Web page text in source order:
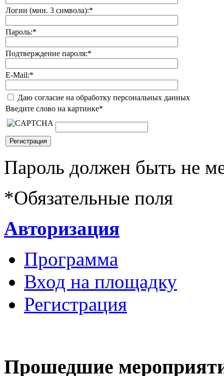
Логин (мин. 3 символа):*
Пароль:*
Подтверждение пароля:*
E-Mail:*
Даю согласие на обработку персональных данных
Введите слово на картинке*
Пароль должен быть не
*Обязательные поля
Авторизация
Программа
Вход на площадку
Регистрация
Прошедшие